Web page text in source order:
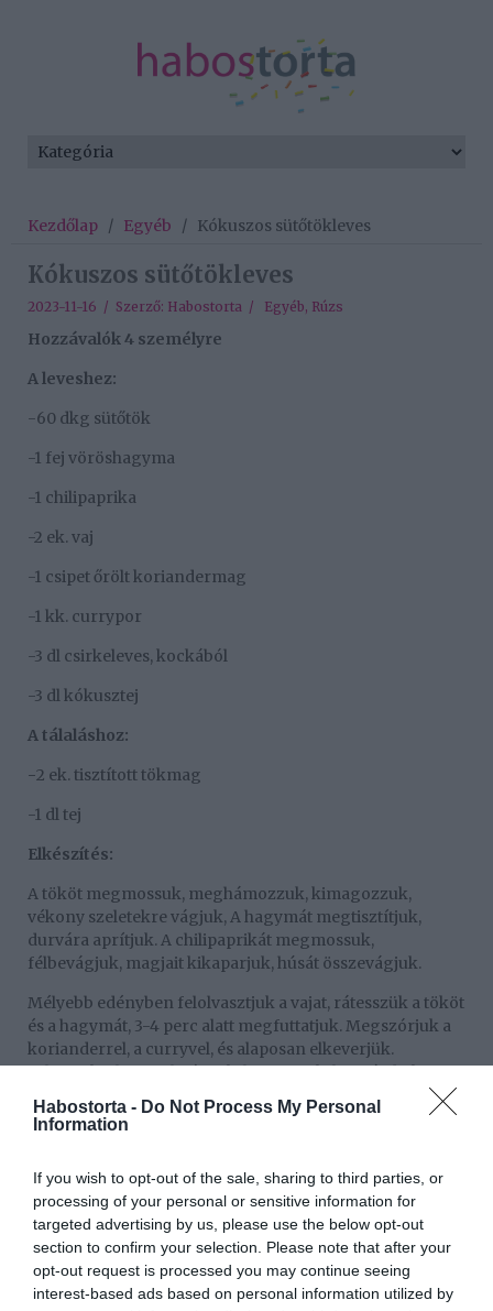
Habostorta - Do Not Process My Personal
Information
If you wish to opt-out of the sale, sharing to third parties, or
processing of your personal or sensitive information for
targeted advertising by us, please use the below opt-out
section to confirm your selection. Please note that after your
opt-out request is processed you may continue seeing
interest-based ads based on personal information utilized by
Kezdőlap / Egyéb / Kókuszos sütőtökleves
Kókuszos sütőtökleves
2023-11-16 / Szerző: Habostorta / Egyéb, Rúzs
Hozzávalók 4 személyre
A leveshez:
-60 dkg sütőtök
-1 fej vöröshagyma
-1 chilipaprika
-2 ek. vaj
-1 csipet őrölt koriandermag
-1 kk. currypor
-3 dl csirkeleves, kockából
-3 dl kókusztej
A tálaláshoz:
-2 ek. tisztított tökmag
-1 dl tej
Elkészítés:
A tököt megmossuk, meghámozzuk, kimagozzuk,
vékony szeletekre vágjuk, A hagymát megtisztítjuk,
durvára aprítjuk. A chilipaprikát megmossuk,
félbevágjuk, magjait kikaparjuk, húsát összevágjuk.
Mélyebb edényben felolvasztjuk a vajat, rátesszük a tököt
és a hagymát, 3-4 perc alatt megfuttatjuk. Megszórjuk a
korianderrel, a curryvel, és alaposan elkeverjük.
chilipaprikát is. Kíméletesen összefőzzük.
Amikor a már tök puha (15-20 perc), ráöntjük a
majd turmixoljuk, és finom szűrön keresztül átszűrjük.
Ismét felforraljuk, hogy a levegőt eltávolítsuk a levesből.
A tökmagot bevonatos serpenyőben, szárazon kissé
megpirítjuk, ha kihűlt, durvára vágjuk. A tejet
felmelegítjük, tejhabosítóval (mint a kapucsínóhoz)